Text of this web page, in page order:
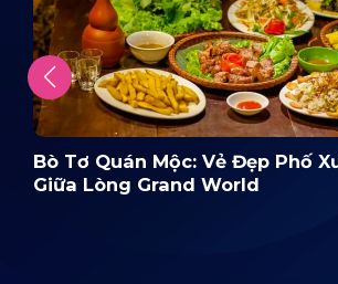
Bò Tơ Quán Mộc: Vẻ Đẹp Phố
Giữa Lòng Grand World